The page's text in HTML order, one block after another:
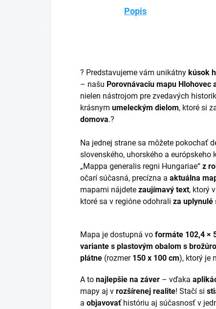
Popis
?️ Predstavujeme vám unikátny kúsok
– našu Porovnávaciu mapu Hlohovec
nielen nástrojom pre zvedavých
krásnym umeleckým dielom, ktoré si
domova.?️
Na jednej strane sa môžete pokochať
slovenského, uhorského a európskeho
„Mappa generalis regni Hungariae“ z
očarí súčasná, precízna a aktuálna
mapami nájdete zaujímavý text, ktorý
ktoré sa v regióne odohrali za uplynulé
Mapa je dostupná vo formáte 102,4 ×
variante s plastovým obalom s
plátne (rozmer 150 x 100 cm), ktorý je
A to najlepšie na záver – vďaka
mapy aj v rozšírenej realite! Stačí si
a objavovať históriu aj súčasnosť v